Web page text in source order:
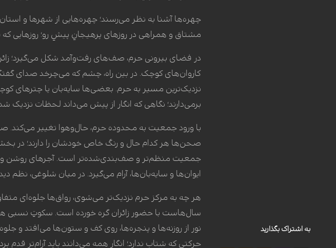
به اشتراک بگذارید
چهره‌ها آشنا به نظر می‌رسند؛ چهره‌هایی از شهرها و
مشتاق و همراهی در روزهای پرهیجانِ پیشِ رو؛ روزهایی
در فضای بیرونی حرم، صف‌های رفت‌وآمد شکل می‌گیرد؛
کاروان‌های کوچک. در بین راه، چشم که می‌چرخد صدای
نزدیک‌ترین مسیر به حرم. بعضی‌ها سایه‌بان یا چترهای
برمی‌دارند؛ نگاهی که انگار از پیش می‌داند لحظات نزدیک
با ورود جمعیت به محدوده حرم، حال‌وهوا تغییر
صحن‌ها هر کدام حال و رنگ خاص خودشان را دارند؛ در
جمعیت منظم‌تر و صف‌بندی‌شده‌تر است. آجرهای روشن و
ایوان‌ها و سایه‌بان‌ها، آرام می‌گیرد. در میان
هر چه به مرکز حرم نزدیک‌تر می‌شوی، رواق‌ها جلوه‌ای
سال‌هاست با حضور زائران گره خورده است. سکوتِ نسبی
نور از روزنه‌ها و پنجره‌ها، روی کف و ستون‌ها می‌افتد و
حرکتی که شتاب ندارد؛ انگار همه می‌دانند باید آرام‌تر